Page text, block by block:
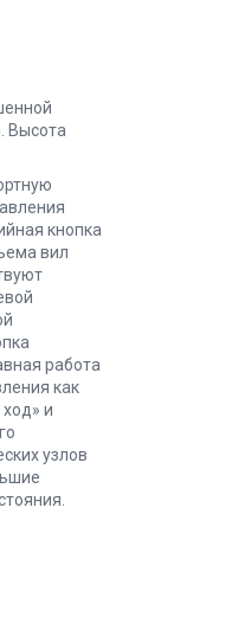
Высота
кнопка
вил
работа
как
и
узлов